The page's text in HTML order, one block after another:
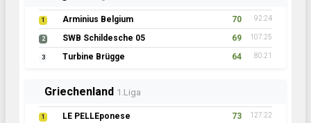
1 Arminius Belgium 70 92:24
2 SWB Schildesche 05 69 107:25
3 Turbine Brügge 64 80:21
Griechenland 1.Liga
1 LE PELLEponese 73 127:22